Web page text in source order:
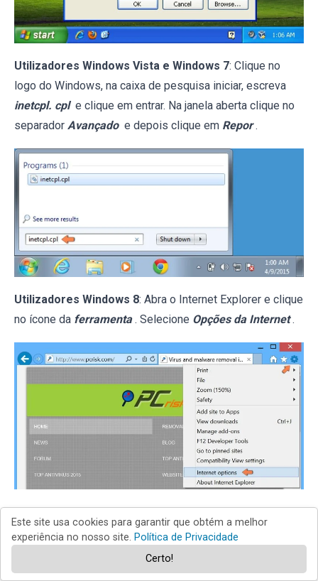
Utilizadores Windows Vista e Windows 7: Clique no
logo do Windows, na caixa de pesquisa iniciar, escreva
inetcpl. cpl e clique em entrar. Na janela aberta clique no
separador Avançado e depois clique em Repor .
Utilizadores Windows 8: Abra o Internet Explorer e clique
no ícone da ferramenta . Selecione Opções da Internet .
Na janela aberta, selecione o separadorAvançado .
Este site usa cookies para garantir que obtém a melhor
experiência no nosso site. Política de Privacidade
Certo!